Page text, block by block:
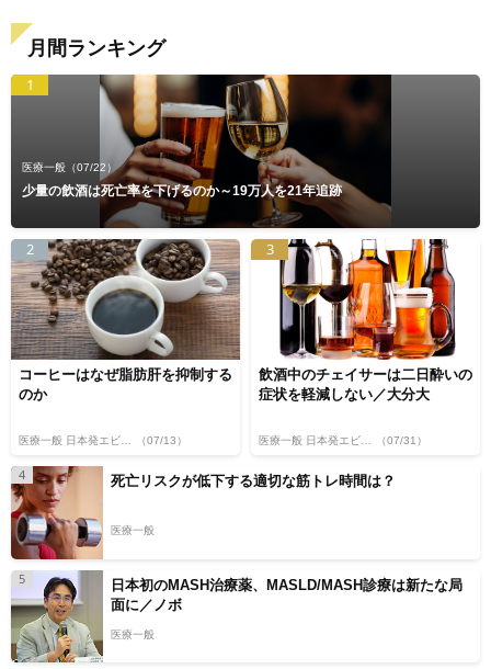
月間ランキング
1
医療一般 （07/22）
少量の飲酒は死亡率を下げるのか～19万人を21年追跡
2
コーヒーはなぜ脂肪肝を抑制する
のか
医療一般 日本発エビデンス （07/13）
3
飲酒中のチェイサーは二日酔いの
症状を軽減しない／大分大
医療一般 日本発エビデンス （07/31）
4 死亡リスクが低下する適切な筋トレ時間は？
医療一般
5
日本初のMASH治療薬、MASLD/MASH診療は新たな局
面に／ノボ
医療一般